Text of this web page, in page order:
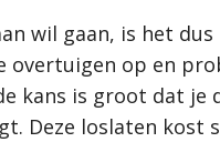
wil gaan, is het dus
op en
kans is groot dat je
Deze loslaten kost